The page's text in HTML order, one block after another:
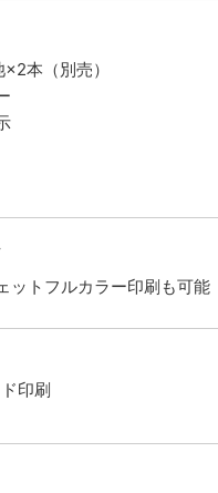
本（別売）
ットフルカラー印刷も可能
印刷